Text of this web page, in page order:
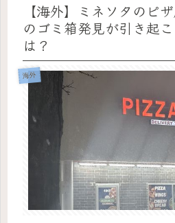
【海外】ミネソタのピ
のゴミ箱発見が引き起
は？
海外